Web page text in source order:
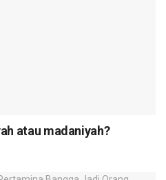
atau madaniyah?